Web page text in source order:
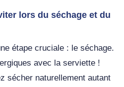
lors du séchage et du
étape cruciale : le séchage.
avec la serviette !
sécher naturellement autant